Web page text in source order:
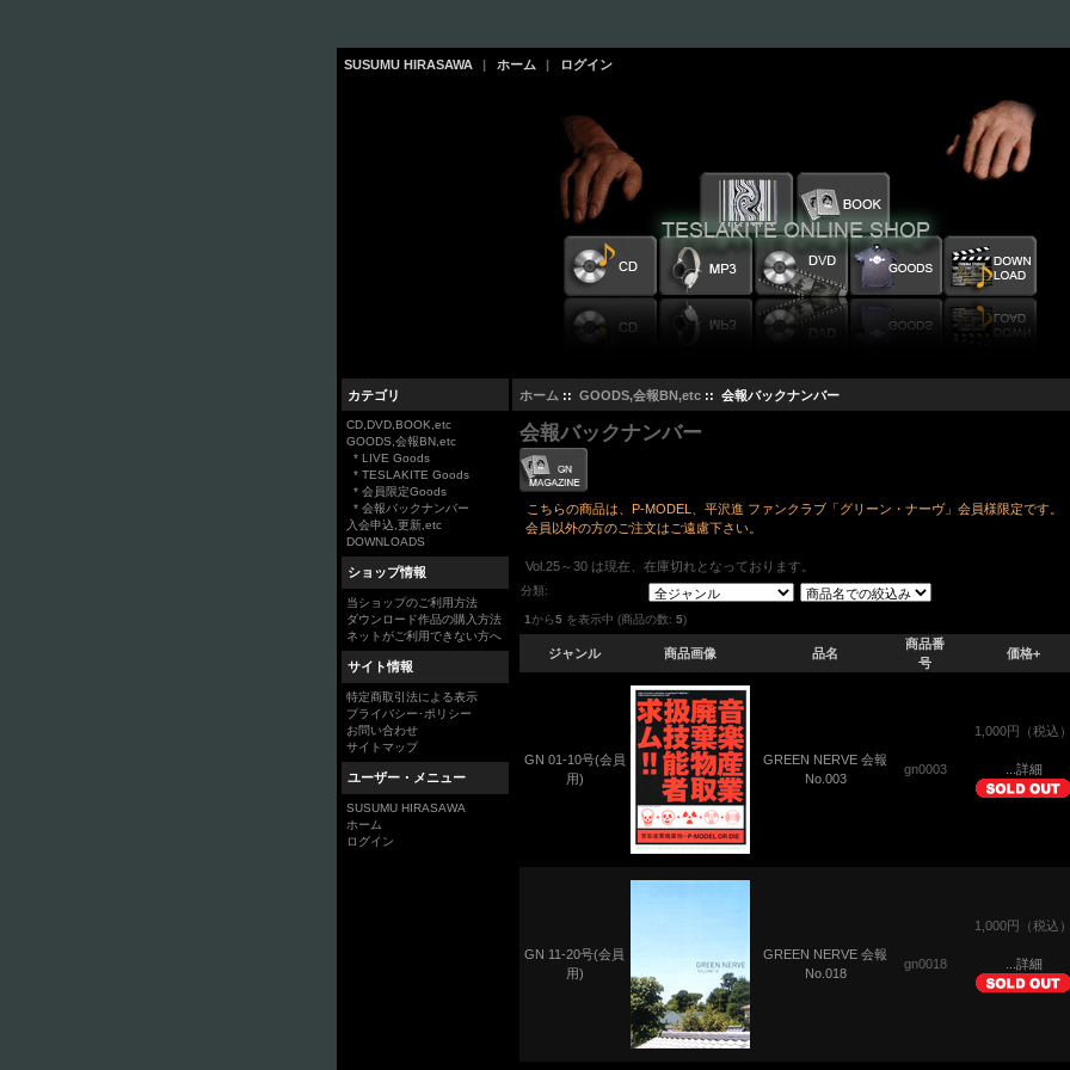
SUSUMU HIRASAWA | ホーム | ログイン
カテゴリ
CD,DVD,BOOK,etc
GOODS,会報BN,etc
* LIVE Goods
* TESLAKITE Goods
* 会員限定Goods
* 会報バックナンバー
入会申込,更新,etc
DOWNLOADS
ショップ情報
当ショップのご利用方法
ダウンロード作品の購入方法
ネットがご利用できない方へ
サイト情報
特定商取引法による表示
プライバシー･ポリシー
お問い合わせ
サイトマップ
ユーザー・メニュー
SUSUMU HIRASAWA
ホーム
ログイン
ホーム :: GOODS,会報BN,etc:: 会報バックナンバー
会報バックナンバー
こちらの商品は、P-MODEL、平沢進 ファンクラブ「グリーン・ナーヴ」会員様限定です。
会員以外の方のご注文はご遠慮下さい。
Vol.25～30 は現在、在庫切れとなっております。
分類:
1 から5 を表示中 (商品の数:5)
ジャンル 商品画像 品名
商品番
号
価格+
GN 01-10号(会員
用)
GREEN NERVE 会報
No.003
gn0003
1,000円（税込
...詳細
GN 11-20号(会員
用)
GREEN NERVE 会報
No.018
gn0018
1,000円（税込
...詳細